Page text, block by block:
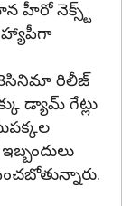
హీరో నెక్స్ట్
హ్యాపీగా
రిలీజ్
డ్యామ్ గేట్లు